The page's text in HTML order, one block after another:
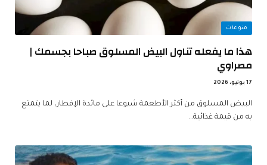
منوعات
هذا ما يفعله تناول البيض المسلوق صباحا بجسمك |
مصراوي
17 يونيو، 2026
البيض المسلوق من أكثر الأطعمة شيوعا على مائدة الإفطار، لما يتمتع
به من قيمة غذائية…